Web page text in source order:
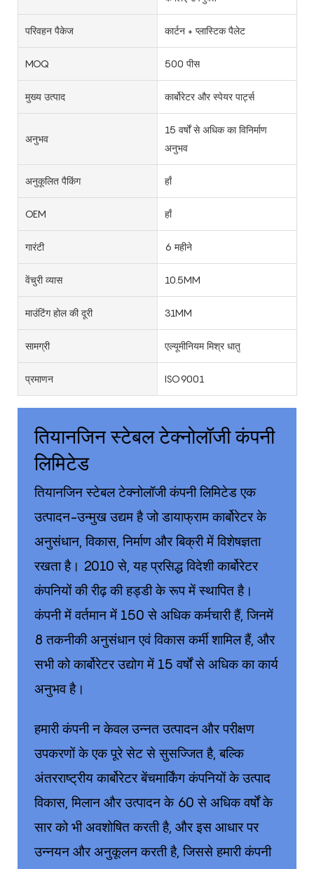
परिवहन पैकेज कार्टन + प्लास्टिक पैलेट
MOQ 500 पीस
मुख्य उत्पाद कार्बोरेटर और स्पेयर पार्ट्स
अनुभव
15 वर्षों से अधिक का विनिर्माण
अनुभव
अनुकूलित पैकिंग हाँ
OEM हाँ
गारंटी 6 महीने
वेंचुरी व्यास 10.5MM
माउंटिंग होल की दूरी 31MM
सामग्री एल्यूमीनियम मिश्र धातु
प्रमाणन ISO9001
तियानजिन स्टेबल टेक्नोलॉजी कंपनी
लिमिटेड
तियानजिन स्टेबल टेक्नोलॉजी कंपनी लिमिटेड एक
उत्पादन-उन्मुख उद्यम है जो डायाफ्राम कार्बोरेटर के
अनुसंधान, विकास, निर्माण और बिक्री में विशेषज्ञता
रखता है। 2010 से, यह प्रसिद्ध विदेशी कार्बोरेटर
कंपनियों की रीढ़ की हड्डी के रूप में स्थापित है।
कंपनी में वर्तमान में 150 से अधिक कर्मचारी हैं, जिनमें
8 तकनीकी अनुसंधान एवं विकास कर्मी शामिल हैं, और
सभी को कार्बोरेटर उद्योग में 15 वर्षों से अधिक का कार्य
अनुभव है।
हमारी कंपनी न केवल उन्नत उत्पादन और परीक्षण
उपकरणों के एक पूरे सेट से सुसज्जित है, बल्कि
अंतरराष्ट्रीय कार्बोरेटर बेंचमार्किंग कंपनियों के उत्पाद
विकास, मिलान और उत्पादन के 60 से अधिक वर्षों के
सार को भी अवशोषित करती है, और इस आधार पर
उन्नयन और अनुकूलन करती है, जिससे हमारी कंपनी